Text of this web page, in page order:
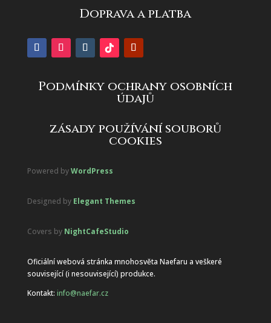
Doprava a platba
Podmínky ochrany osobních
údajů
zásady používání souborů
cookies
Powered byWordPress
Designed by Elegant Themes
Covers by NightCafeStudio
Oficiální webová stránka mnohosvěta Naefaru a veškeré
související (i nesouvisející) produkce.
Kontakt: info@naefar.cz